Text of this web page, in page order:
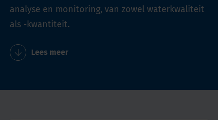
analyse en monitoring, van zowel waterkwaliteit
als -kwantiteit.
Lees meer